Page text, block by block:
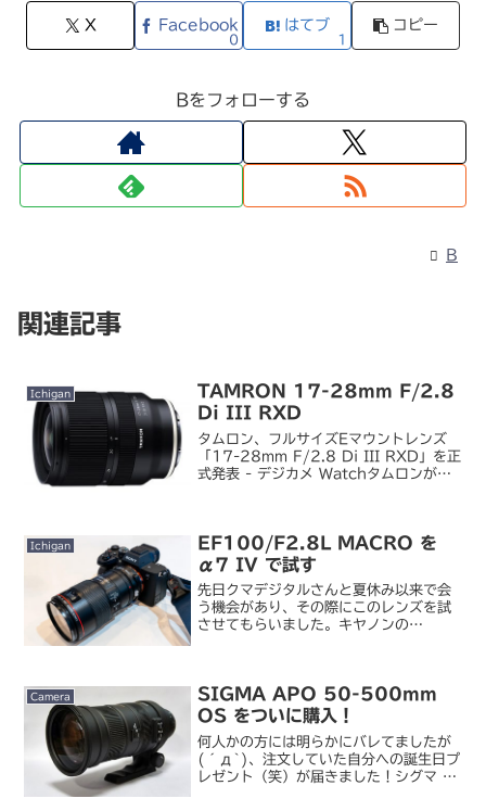
X Facebook
0
はてブ
1
コピー
Bをフォローする
B
関連記事
Ichigan
TAMRON 17-28mm F/2.8
Di III RXD
タムロン、フルサイズEマウントレンズ
「17-28mm F/2.8 Di III RXD」を正
式発表 - デジカメ Watchタムロンがフ
Ichigan
EF100/F2.8L MACRO を
α7 IV で試す
先日クマデジタルさんと夏休み以来で会
う機会があり、その際にこのレンズを試
させてもらいました。キヤノンの
Camera
SIGMA APO 50-500mm
OS をついに購入！
何人かの方には明らかにバレてましたが
(´д`)、注文していた自分への誕生日プ
レゼント（笑）が届きました！シグマ /